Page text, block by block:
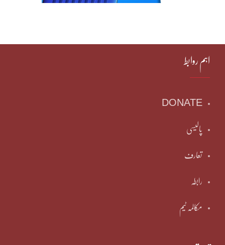
اہم روابط
DONATE
پالیسی
تعارف
رابطہ
مکالمہ ٹیم